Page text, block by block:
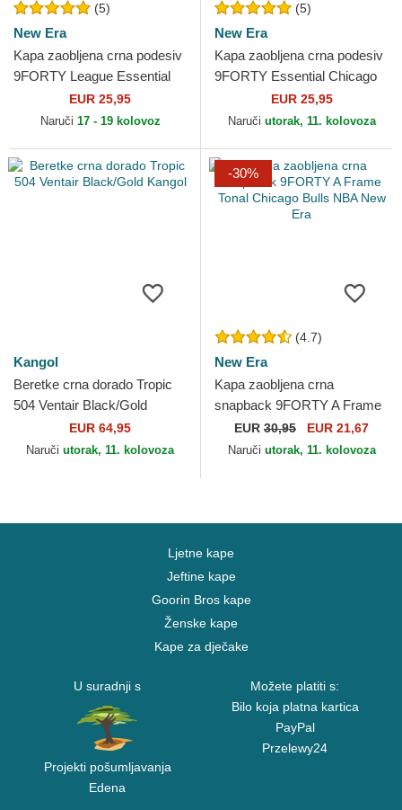
(5)
New Era
Kapa zaobljena crna podesiv
9FORTY League Essential
Chicago Bulls NBA New Era
EUR 25,95
Naruči 17 - 19 kolovoz
(5)
New Era
Kapa zaobljena crna podesiv
9FORTY Essential Chicago
Bulls NBA New Era
EUR 25,95
Naruči utorak, 11. kolovoza
Kangol
Beretke crna dorado Tropic
504 Ventair Black/Gold
EUR 64,95
Naruči utorak, 11. kolovoza
-30%
(4.7)
New Era
Kapa zaobljena crna
snapback 9FORTY A Frame
Tonal Chicago Bulls NBA
New Era
EUR 30,95 EUR 21,67
Naruči utorak, 11. kolovoza
Ljetne kape
Jeftine kape
Goorin Bros kape
Ženske kape
Kape za dječake
U suradnji s
Projekti pošumljavanja
Edena
Možete platiti s:
Bilo koja platna kartica
PayPal
Przelewy24